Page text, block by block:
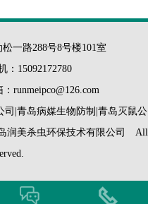
一路288号8号楼101室
15092172780
runmeipco@126.com
|青岛病媒生物防制|青岛灭鼠公
润美杀虫环保技术有限公司 All